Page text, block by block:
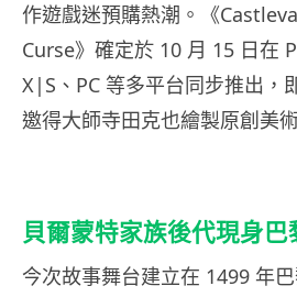
作遊戲迷預購熱潮。《
Curse》確定於 10 月 15 日在
X|S、PC 等多平台同步推出，
邀得大師寺田克也繪製原創美
貝爾蒙特家族後代現身巴
今次故事舞台建立在 1499 年